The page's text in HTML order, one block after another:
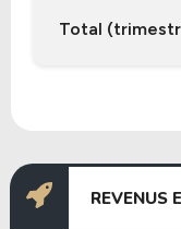
Total
REVENUS